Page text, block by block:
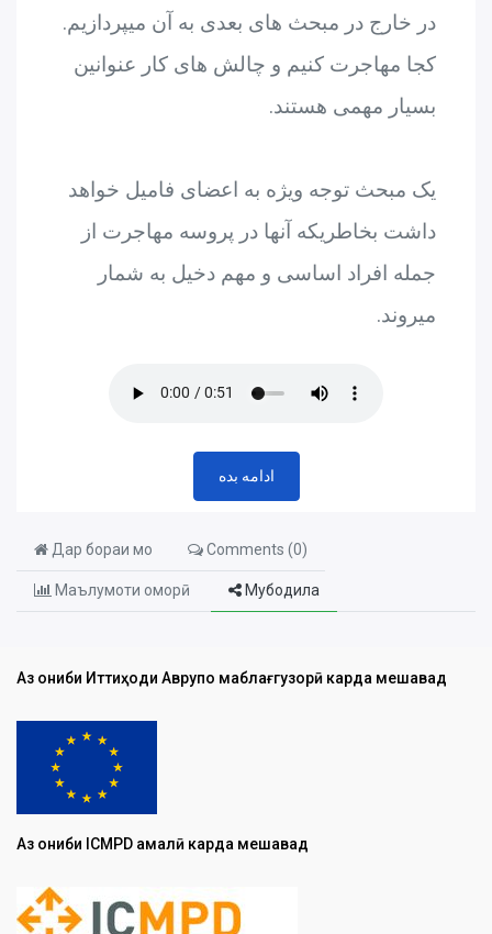
در خارج در مبحث های بعدی به آن میپردازیم.
کجا مهاجرت کنیم و چالش های کار عنوانین
بسیار مهمی هستند.
یک مبحث توجه ویژه به اعضای فامیل خواهد
داشت بخاطریکه آنها در پروسه مهاجرت از
جمله افراد اساسی و مهم دخیل به شمار
میروند.
ادامه بده
Дар бораи мо Comments (0)
Маълумоти оморӣ Мубодила
Аз ҷониби Иттиҳоди Аврупо маблағгузорӣ карда мешавад
Аз ҷониби ICMPD амалӣ карда мешавад